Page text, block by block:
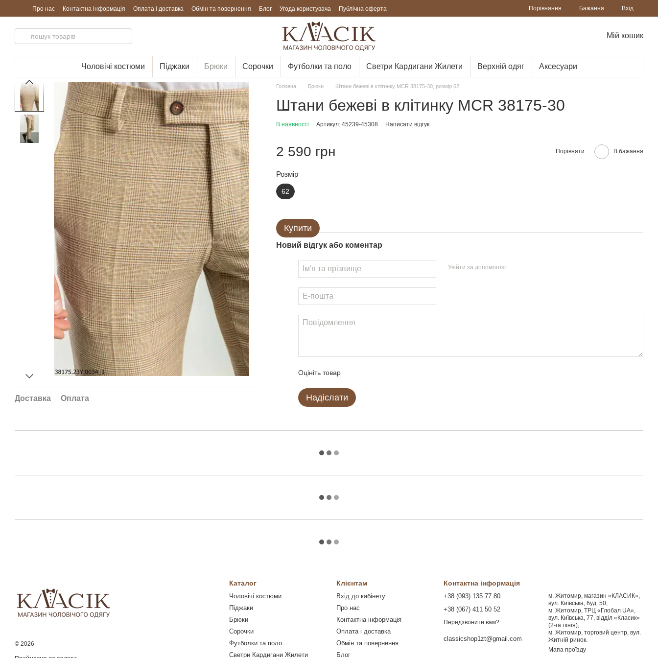
Перейти до основного контенту
Про нас Контактна інформація Оплата і доставка Обмін та повернення Блог Угода користувача Публічна оферта Порівняння Бажання Вхід
Мій кошик
Чоловічі костюми Піджаки Брюки Сорочки Футболки та поло Светри Кардигани Жилети Верхній одяг Аксесуари
Доставка Оплата
Головна Брюки Штани бежеві в клітинку MCR 38175-30, розмір 62
Штани бежеві в клітинку MCR 38175-30
В наявності Артикул: 45239-45308 Написати відгук
2 590 грн Порівняти В бажання
Розмір
62
Купити
Новий відгук або коментар
Увійти за допомогою
Оцініть товар
Надіслати
© 2026
Каталог
Чоловічі костюми
Піджаки
Брюки
Сорочки
Футболки та поло
Светри Кардигани Жилети
Клієнтам
Вхід до кабінету
Про нас
Контактна інформація
Оплата і доставка
Обмін та повернення
Блог
Контактна інформація
+38 (093) 135 77 80
+38 (067) 411 50 52
Передзвонити вам?
classicshop1zt@gmail.com
м. Житомир, магазин «КЛАСИК»,
вул. Київська, буд. 50;
м. Житомир, ТРЦ «Глобал UA»,
вул. Київська, 77, відділ «Класик»
(2-га лінія);
м. Житомир, торговий центр, вул.
Житній ринок.
Мапа проїзду